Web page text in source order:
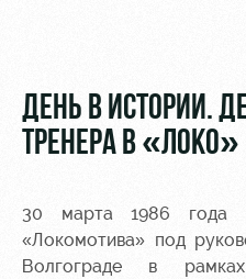
Арена
Организация
Старт
Локо-Лето
для
ДЕНЬ В ИСТОРИИ.
ТРЕНЕРА В «ЛОКО»
30 марта 1986 года
«Локомотива» под
Волгограде в